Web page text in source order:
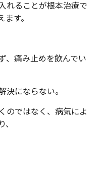
れることが根本治療で
す。
、痛み止めを飲んでい
決にならない。
のではなく、病気によ